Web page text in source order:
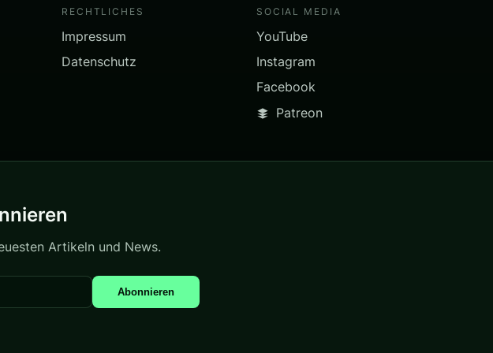
RECHTLICHES
Impressum
Datenschutz
SOCIAL MEDIA
YouTube
Instagram
Facebook
Patreon
Artikeln und News.
Abonnieren